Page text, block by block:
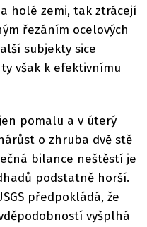
holé zemi, tak ztrácejí
řezáním ocelových
subjekty sice
však k efektivnímu
pomalu a v úterý
o zhruba dvě stě
bilance neštěstí je
podstatně horší.
předpokládá, že
vyšplhá